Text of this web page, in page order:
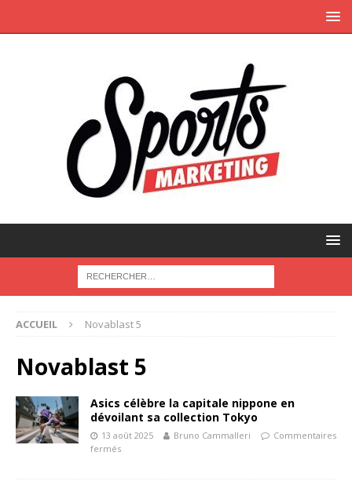
ACCUEIL Novablast 5
Novablast 5
Asics célèbre la capitale nippone en
dévoilant sa collection Tokyo
13 août 2025 Bruno Cammalleri
Commentaires
fermés